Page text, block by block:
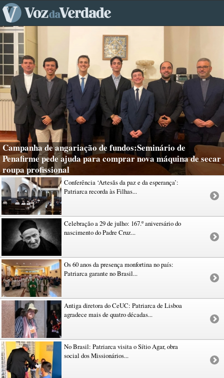
Campanha de angariação de fundos:Seminário de
Penafirme pede ajuda para comprar nova máquina de secar
roupa profissional
Conferência ‘Artesãs da paz e da esperança’:
Patriarca recorda às Filhas...
Celebração a 29 de julho: 167.º aniversário do
nascimento do Padre Cruz...
Os 60 anos da presença monfortina no país:
Patriarca garante no Brasil...
Antiga diretora do CeUC: Patriarca de Lisboa
agradece mais de quatro décadas...
No Brasil: Patriarca visita o Sítio Agar, obra
social dos Missionários...